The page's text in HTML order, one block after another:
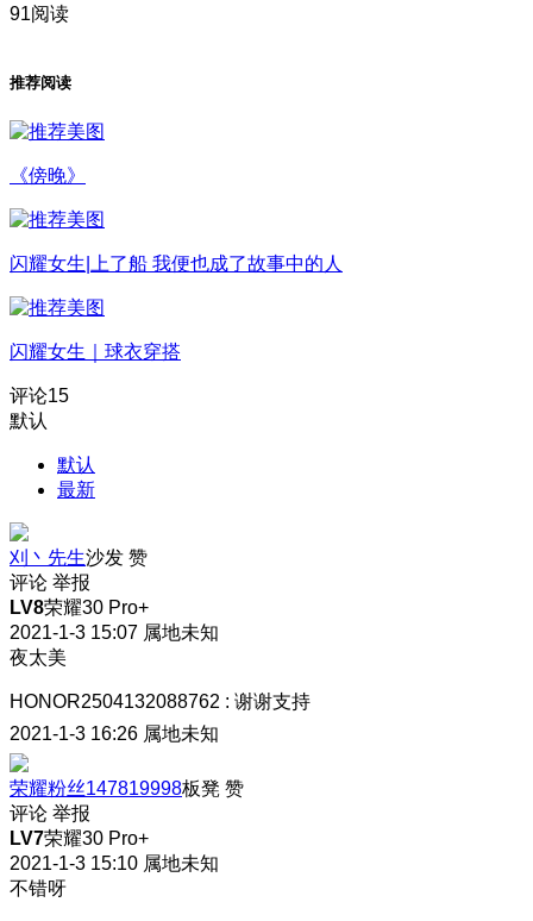
91阅读
推荐阅读
《傍晚》
闪耀女生|上了船 我便也成了故事中的人
闪耀女生｜球衣穿搭
评论15
默认
默认
最新
刈丶先生沙发 赞
评论 举报
LV8荣耀30 Pro+
2021-1-3 15:07 属地未知
夜太美
HONOR2504132088762 : 谢谢支持
2021-1-3 16:26 属地未知
荣耀粉丝147819998板凳 赞
评论 举报
LV7荣耀30 Pro+
2021-1-3 15:10 属地未知
不错呀